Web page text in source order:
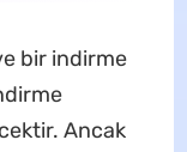
bir indirme
Ancak